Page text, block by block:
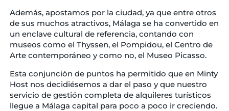
Además, apostamos por la ciudad, ya que entre otros
de sus muchos atractivos, Málaga se ha convertido en
un enclave cultural de referencia, contando con
museos como el Thyssen, el Pompidou, el Centro de
Arte contemporáneo y como no, el Museo Picasso.
Esta conjunción de puntos ha permitido que en Minty
Host nos decidiésemos a dar el paso y que nuestro
servicio de gestión completa de alquileres turísticos
llegue a Málaga capital para poco a poco ir creciendo.